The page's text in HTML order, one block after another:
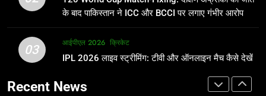
जानकारी
क्रिकेट
2
T20 World Cup Match-Fixing: दक्षिण
के बाद पाकिस्तान ने ICC और BCCI पर लगाए गंभीर आरोप
03 आईपीएल 2026 क्रिकेट
IPL 2026 लाइव स्ट्रीमिंग: टीवी और ऑनलाइन मैच कैसे देखें
Recent News
समीकरण
T20 वर्ल्ड कप 2026
1
अर्जुन तेंदुलकर की पत्नी सानिया चंडोक:
उम्र, परिवार, करियर और शादी से जुड़ी हर